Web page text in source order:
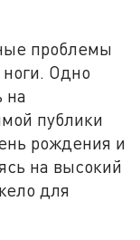
проблемы
Одно
на
публики
рождения и
на высокий
для